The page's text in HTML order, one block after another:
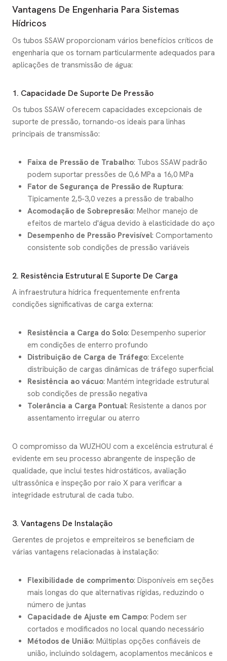
Vantagens De Engenharia Para Sistemas
Hídricos
Os tubos SSAW proporcionam vários benefícios críticos de
engenharia que os tornam particularmente adequados para
aplicações de transmissão de água:
1. Capacidade De Suporte De Pressão
Os tubos SSAW oferecem capacidades excepcionais de
suporte de pressão, tornando-os ideais para linhas
principais de transmissão:
Faixa de Pressão de Trabalho: Tubos SSAW padrão
podem suportar pressões de 0,6 MPa a 16,0 MPa
Fator de Segurança de Pressão de Ruptura:
Tipicamente 2,5-3,0 vezes a pressão de trabalho
Acomodação de Sobrepresão: Melhor manejo de
efeitos de martelo d'água devido à elasticidade do aço
Desempenho de Pressão Previsível: Comportamento
consistente sob condições de pressão variáveis
2. Resistência Estrutural E Suporte De Carga
A infraestrutura hídrica frequentemente enfrenta
condições significativas de carga externa:
Resistência a Carga do Solo: Desempenho superior
em condições de enterro profundo
Distribuição de Carga de Tráfego: Excelente
distribuição de cargas dinâmicas de tráfego superficial
Resistência ao vácuo: Mantém integridade estrutural
sob condições de pressão negativa
Tolerância a Carga Pontual: Resistente a danos por
assentamento irregular ou aterro
O compromisso da WUZHOU com a excelência estrutural é
evidente em seu processo abrangente de inspeção de
qualidade, que inclui testes hidrostáticos, avaliação
ultrassônica e inspeção por raio X para verificar a
integridade estrutural de cada tubo.
3. Vantagens De Instalação
Gerentes de projetos e empreiteiros se beneficiam de
várias vantagens relacionadas à instalação:
Flexibilidade de comprimento: Disponíveis em seções
mais longas do que alternativas rígidas, reduzindo o
número de juntas
Capacidade de Ajuste em Campo: Podem ser
cortados e modificados no local quando necessário
Métodos de União: Múltiplas opções confiáveis de
união, incluindo soldagem, acoplamentos mecânicos e